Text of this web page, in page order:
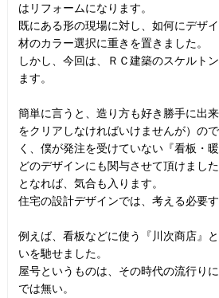
はリフォームになります。
既にある形の現場に対し、如何にデザ
材のカラー選択に重きを置きました。
しかし、今回は、ＲＣ建築のスケルト
ます。
簡単に言うと、造り方も好き勝手に出
をクリアしなければいけませんが）の
く、僕が発注を受けていない『看板・
どのデザインにも関与させて頂けました
となれば、気合も入ります。
住宅の設計デザインでは、考える必要す
例えば、看板などに使う『川次商店』
いを馳せました。
屋号というものは、その時代の流行り
では無い。